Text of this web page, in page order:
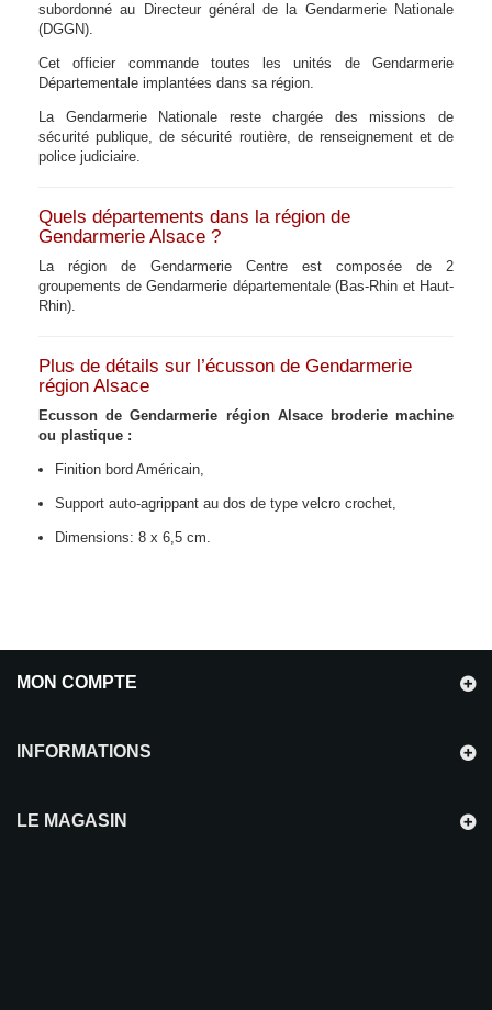
subordonné au Directeur général de la Gendarmerie Nationale
(DGGN).
Cet officier commande toutes les unités de Gendarmerie
Départementale implantées dans sa région.
La Gendarmerie Nationale reste chargée des missions de
sécurité publique, de sécurité routière, de renseignement et de
police judiciaire.
Quels départements dans la région de
Gendarmerie Alsace ?
La région de Gendarmerie Centre est composée de 2
groupements de Gendarmerie départementale (Bas-Rhin et Haut-
Rhin).
Plus de détails sur l’écusson de Gendarmerie
région Alsace
Ecusson de Gendarmerie région Alsace broderie machine
ou plastique :
Finition bord Américain,
Support auto-agrippant au dos de type velcro crochet,
Dimensions: 8 x 6,5 cm.
MON COMPTE
INFORMATIONS
LE MAGASIN